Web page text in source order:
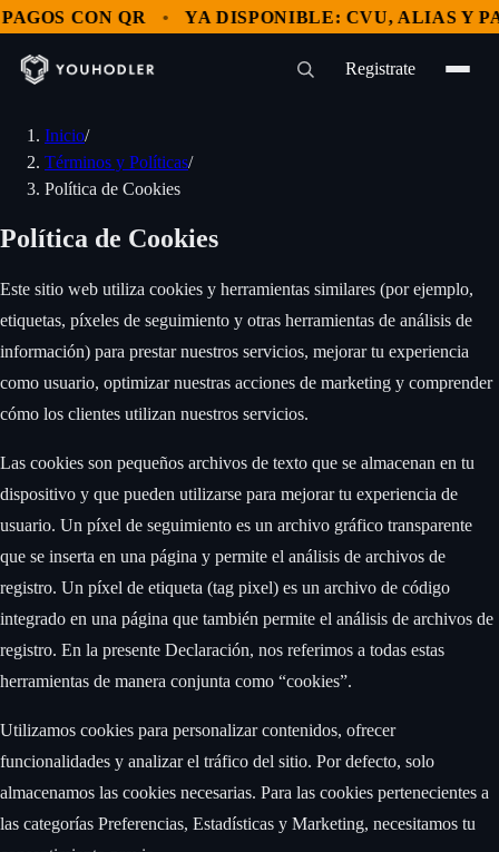
CON QR YA DISPONIBLE: CVU, ALIAS Y
Registrate
Inicio/
Términos y Políticas/
Política de Cookies
Política de Cookies
Este sitio web utiliza cookies y herramientas similares (por ejemplo,
etiquetas, píxeles de seguimiento y otras herramientas de análisis de
información) para prestar nuestros servicios, mejorar tu experiencia
como usuario, optimizar nuestras acciones de marketing y comprender
cómo los clientes utilizan nuestros servicios. ‍
Las cookies son pequeños archivos de texto que se almacenan en tu
dispositivo y que pueden utilizarse para mejorar tu experiencia de
usuario. Un píxel de seguimiento es un archivo gráfico transparente
que se inserta en una página y permite el análisis de archivos de
registro. Un píxel de etiqueta (tag pixel) es un archivo de código
integrado en una página que también permite el análisis de archivos de
registro. En la presente Declaración, nos referimos a todas estas
herramientas de manera conjunta como “cookies”. ‍
Utilizamos cookies para personalizar contenidos, ofrecer
funcionalidades y analizar el tráfico del sitio. Por defecto, solo
almacenamos las cookies necesarias. Para las cookies pertenecientes a
las categorías Preferencias, Estadísticas y Marketing, necesitamos tu